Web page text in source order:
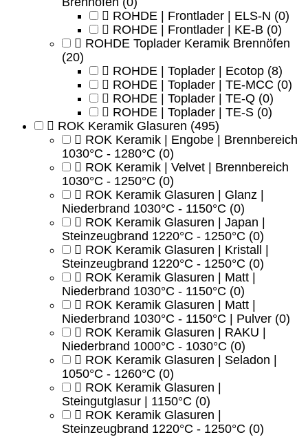
ROHDE | Frontlader | ELS-N (0)
ROHDE | Frontlader | KE-B (0)
ROHDE Toplader Keramik Brennöfen
(20)
ROHDE | Toplader | Ecotop (8)
ROHDE | Toplader | TE-MCC (0)
ROHDE | Toplader | TE-Q (0)
ROHDE | Toplader | TE-S (0)
ROK Keramik Glasuren (495)
ROK Keramik | Engobe | Brennbereich
1030°C - 1280°C (0)
ROK Keramik | Velvet | Brennbereich
1030°C - 1250°C (0)
ROK Keramik Glasuren | Glanz |
Niederbrand 1030°C - 1150°C (0)
ROK Keramik Glasuren | Japan |
Steinzeugbrand 1220°C - 1250°C (0)
ROK Keramik Glasuren | Kristall |
Steinzeugbrand 1220°C - 1250°C (0)
ROK Keramik Glasuren | Matt |
Niederbrand 1030°C - 1150°C (0)
ROK Keramik Glasuren | Matt |
Niederbrand 1030°C - 1150°C | Pulver (0)
ROK Keramik Glasuren | RAKU |
Niederbrand 1000°C - 1030°C (0)
ROK Keramik Glasuren | Seladon |
1050°C - 1260°C (0)
ROK Keramik Glasuren |
Steingutglasur | 1150°C (0)
ROK Keramik Glasuren |
Steinzeugbrand 1220°C - 1250°C (0)